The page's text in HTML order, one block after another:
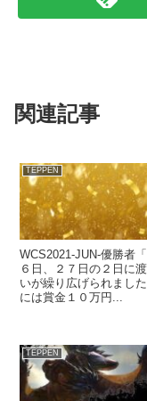
関連記事
TEPPEN
WCS2021-JUN-優勝者
６日、２７日の２日に
いが繰り広げられまし
には賞金１０万円...
TEPPEN